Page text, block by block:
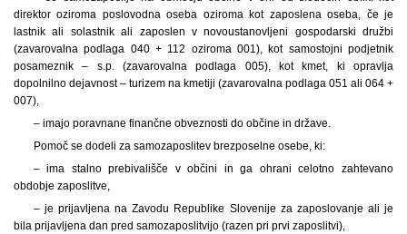
direktor oziroma poslovodna oseba oziroma kot zaposlena oseba, če je
lastnik ali solastnik ali zaposlen v novoustanovljeni gospodarski družbi
(zavarovalna podlaga 040 + 112 oziroma 001), kot samostojni podjetnik
posameznik – s.p. (zavarovalna podlaga 005), kot kmet, ki opravlja
dopolnilno dejavnost – turizem na kmetiji (zavarovalna podlaga 051 ali 064 +
007),
– imajo poravnane finančne obveznosti do občine in države.
Pomoč se dodeli za samozaposlitev brezposelne osebe, ki:
– ima stalno prebivališče v občini in ga ohrani celotno zahtevano
obdobje zaposlitve,
– je prijavljena na Zavodu Republike Slovenije za zaposlovanje ali je
bila prijavljena dan pred samozaposlitvijo (razen pri prvi zaposlitvi),